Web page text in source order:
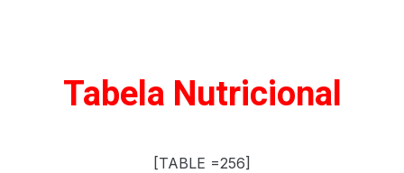
Tabela Nutricional
[TABLE =256]